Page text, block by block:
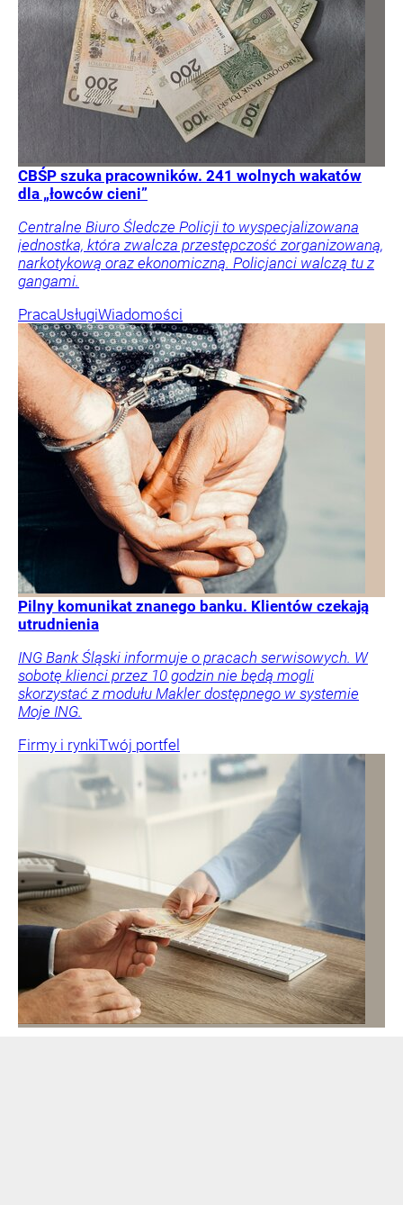
CBŚP szuka pracowników. 241 wolnych wakatów
dla „łowców cieni”
Centralne Biuro Śledcze Policji to wyspecjalizowana
jednostka, która zwalcza przestępczość zorganizowaną,
narkotykową oraz ekonomiczną. Policjanci walczą tu z
gangami.
PracaUsługiWiadomości
Pilny komunikat znanego banku. Klientów czekają
utrudnienia
ING Bank Śląski informuje o pracach serwisowych. W
sobotę klienci przez 10 godzin nie będą mogli
skorzystać z modułu Makler dostępnego w systemie
Moje ING.
Firmy i rynkiTwój portfel